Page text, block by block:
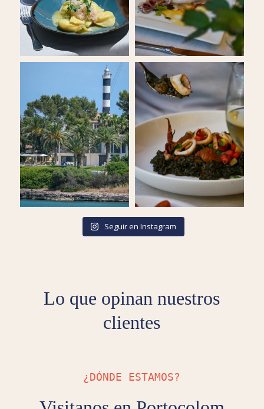
Seguir en Instagram
Lo que opinan nuestros
clientes
¿DÓNDE ESTAMOS?